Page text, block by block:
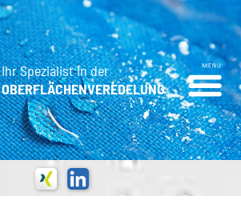
Ihr Spezialist in der
OBERFLÄCHENVEREDELUNG